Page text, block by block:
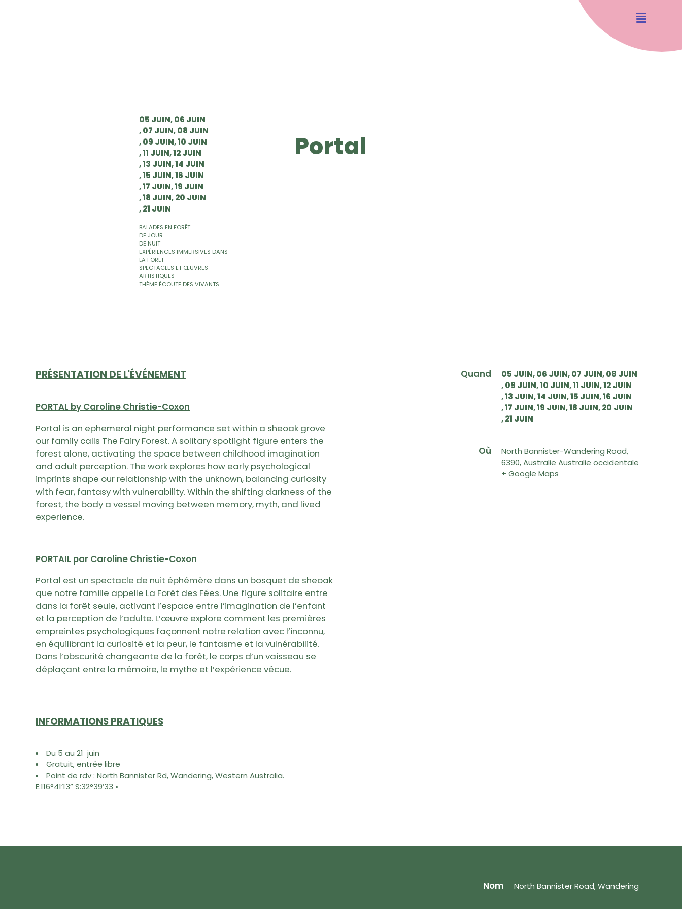
05 JUIN 06 JUIN
07 JUIN 08 JUIN
09 JUIN 10 JUIN
11 JUIN 12 JUIN
13 JUIN 14 JUIN
15 JUIN 16 JUIN
17 JUIN 19 JUIN
18 JUIN 20 JUIN
21 JUIN
BALADES EN FORÊT
DE JOUR
DE NUIT
EXPÉRIENCES IMMERSIVES DANS
LA FORÊT
SPECTACLES ET ŒUVRES
ARTISTIQUES
THÈME ÉCOUTE DES VIVANTS
Portal
PRÉSENTATION DE L'ÉVÉNEMENT
PORTAL by Caroline Christie-Coxon
Portal is an ephemeral night performance set within a sheoak grove
our family calls The Fairy Forest. A solitary spotlight figure enters the
forest alone, activating the space between childhood imagination
and adult perception. The work explores how early psychological
imprints shape our relationship with the unknown, balancing curiosity
with fear, fantasy with vulnerability. Within the shifting darkness of the
forest, the body a vessel moving between memory, myth, and lived
experience.
PORTAIL par Caroline Christie-Coxon
Portal est un spectacle de nuit éphémère dans un bosquet de sheoak
que notre famille appelle La Forêt des Fées. Une figure solitaire entre
dans la forêt seule, activant l’espace entre l’imagination de l’enfant
et la perception de l’adulte. L’œuvre explore comment les premières
empreintes psychologiques façonnent notre relation avec l’inconnu,
en équilibrant la curiosité et la peur, le fantasme et la vulnérabilité.
Dans l’obscurité changeante de la forêt, le corps d’un vaisseau se
déplaçant entre la mémoire, le mythe et l’expérience vécue.
INFORMATIONS PRATIQUES
Du 5 au 21 juin
Gratuit, entrée libre
Point de rdv : North Bannister Rd, Wandering, Western Australia.
E:116°41’13” S:32°39’33 »
Quand 05 JUIN 06 JUIN 07 JUIN 08 JUIN
09 JUIN 10 JUIN 11 JUIN 12 JUIN
13 JUIN 14 JUIN 15 JUIN 16 JUIN
17 JUIN 19 JUIN 18 JUIN 20 JUIN
21 JUIN
Où
North Bannister-Wandering Road,
6390, Australie Australie occidentale
+ Google Maps
Nom North Bannister Road, Wandering